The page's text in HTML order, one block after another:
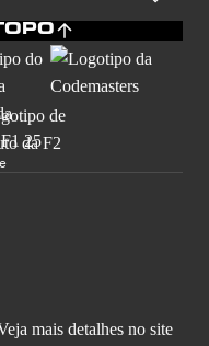
mais detalhes no site